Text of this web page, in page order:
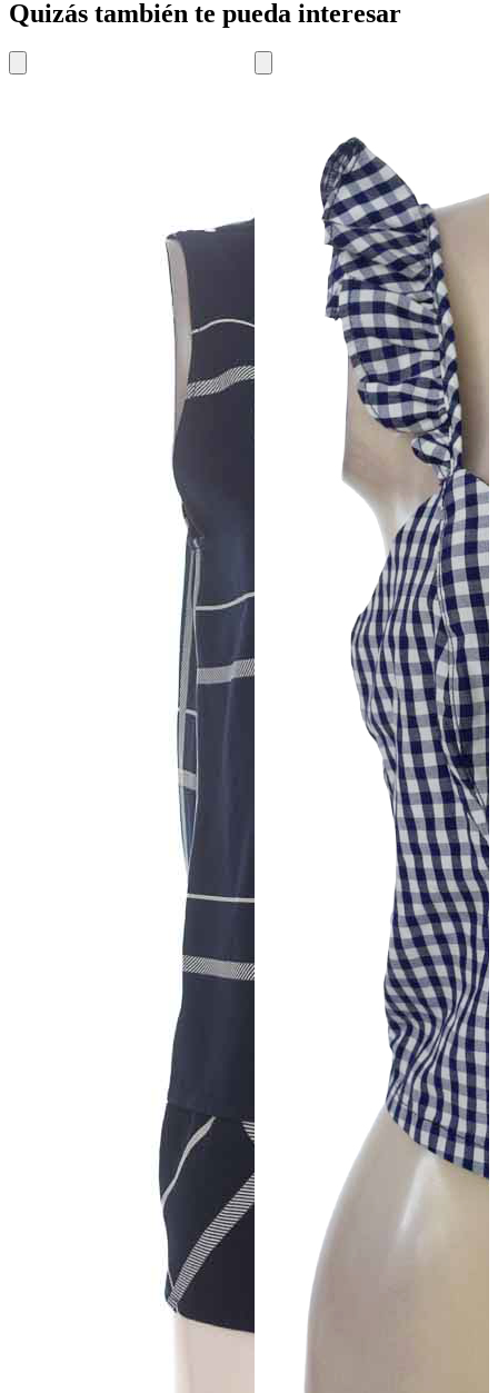
Quizás también te pueda interesar